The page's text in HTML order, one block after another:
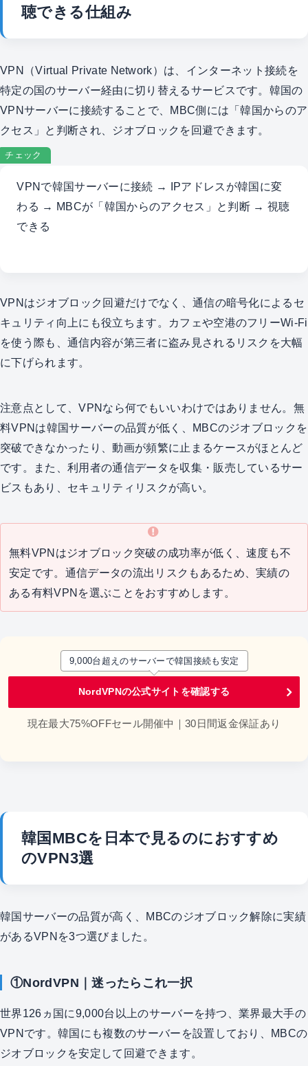
聴できる仕組み
VPN（Virtual Private Network）は、インターネット接続を
特定の国のサーバー経由に切り替えるサービスです。韓国の
VPNサーバーに接続することで、MBC側には「韓国からのア
クセス」と判断され、ジオブロックを回避できます。
チェック
VPNで韓国サーバーに接続 → IPアドレスが韓国に変
わる → MBCが「韓国からのアクセス」と判断 → 視聴
できる
VPNはジオブロック回避だけでなく、通信の暗号化によるセ
キュリティ向上にも役立ちます。カフェや空港のフリーWi-Fi
を使う際も、通信内容が第三者に盗み見されるリスクを大幅
に下げられます。
注意点として、VPNなら何でもいいわけではありません。無
料VPNは韓国サーバーの品質が低く、MBCのジオブロックを
突破できなかったり、動画が頻繁に止まるケースがほとんど
です。また、利用者の通信データを収集・販売しているサー
ビスもあり、セキュリティリスクが高い。
無料VPNはジオブロック突破の成功率が低く、速度も不
安定です。通信データの流出リスクもあるため、実績の
ある有料VPNを選ぶことをおすすめします。
9,000台超えのサーバーで韓国接続も安定
NordVPNの公式サイトを確認する
現在最大75%OFFセール開催中｜30日間返金保証あり
韓国MBCを日本で見るのにおすすめ
のVPN3選
韓国サーバーの品質が高く、MBCのジオブロック解除に実績
があるVPNを3つ選びました。
①NordVPN｜迷ったらこれ一択
世界126ヵ国に9,000台以上のサーバーを持つ、業界最大手の
VPNです。韓国にも複数のサーバーを設置しており、MBCの
ジオブロックを安定して回避できます。